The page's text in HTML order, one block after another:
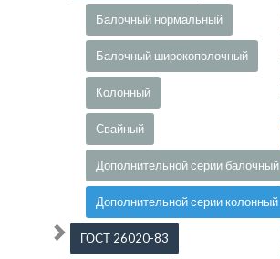
Балочный нормальный
Балочный широкополочный
Колонный
Свайный
Дополнительной серии балочный
Дополнительной серии колонный
ГОСТ 26020-83